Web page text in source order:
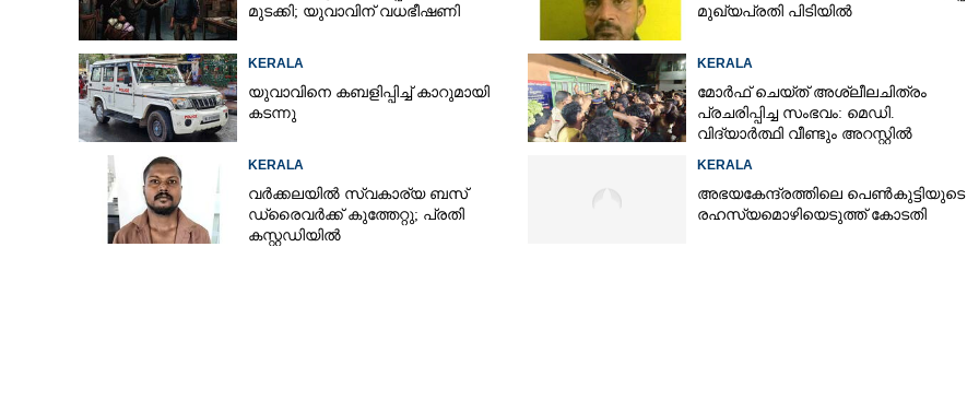
മുടക്കി; യുവാവിന് വധഭീഷണി
മുഖ്യപ്രതി പിടിയിൽ
KERALA
യുവാവിനെ കബളിപ്പിച്ച് കാറുമായി
കടന്നു
KERALA
മോർഫ് ചെയ്ത് അശ്ലീലചിത്രം
പ്രചരിപ്പിച്ച സംഭവം: മെഡി.
വിദ്യാർത്ഥി വീണ്ടും അറസ്റ്റിൽ
KERALA
വർക്കലയിൽ സ്വകാര്യ ബസ്
ഡ്രൈവർക്ക് കുത്തേറ്റു; പ്രതി
കസ്റ്റഡിയിൽ
KERALA
അഭയകേന്ദ്രത്തിലെ പെൺകുട്ടിയുടെ
രഹസ്യമൊഴിയെടുത്ത് കോടതി
മാലിന്യം ഓടയിൽ തള്ളിയാൽ നടപടി